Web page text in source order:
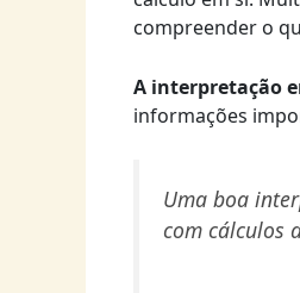
compreender o
A interpretação
informações
Uma boa
com cálculos